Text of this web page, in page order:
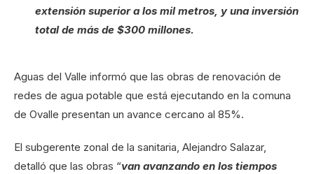
extensión superior a los mil metros, y una inversión
total de más de $300 millones.
Aguas del Valle informó que las obras de renovación de
redes de agua potable que está ejecutando en la comuna
de Ovalle presentan un avance cercano al 85%.
El subgerente zonal de la sanitaria, Alejandro Salazar,
detalló que las obras “van avanzando en los tiempos